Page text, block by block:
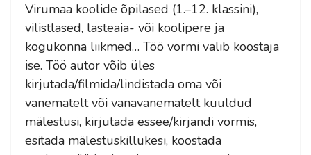
Virumaa koolide õpilased (1.–12. klassini),
vilistlased, lasteaia- või koolipere ja
kogukonna liikmed… Töö vormi valib koostaja
ise. Töö autor võib üles
kirjutada/filmida/lindistada oma või
vanematelt või vanavanematelt kuuldud
mälestusi, kirjutada essee/kirjandi vormis,
esitada mälestuskillukesi, koostada